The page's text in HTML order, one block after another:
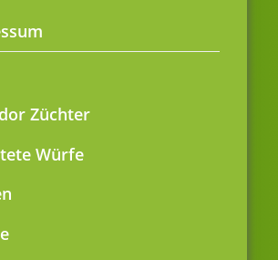
Züchter
Würfe